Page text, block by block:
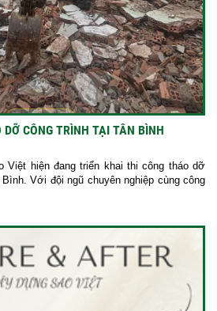
CÔNG TRÌNH TẠI TÂN BÌNH
Việt hiện đang triển khai thi công tháo dỡ
Với đội ngũ chuyên nghiệp cùng công